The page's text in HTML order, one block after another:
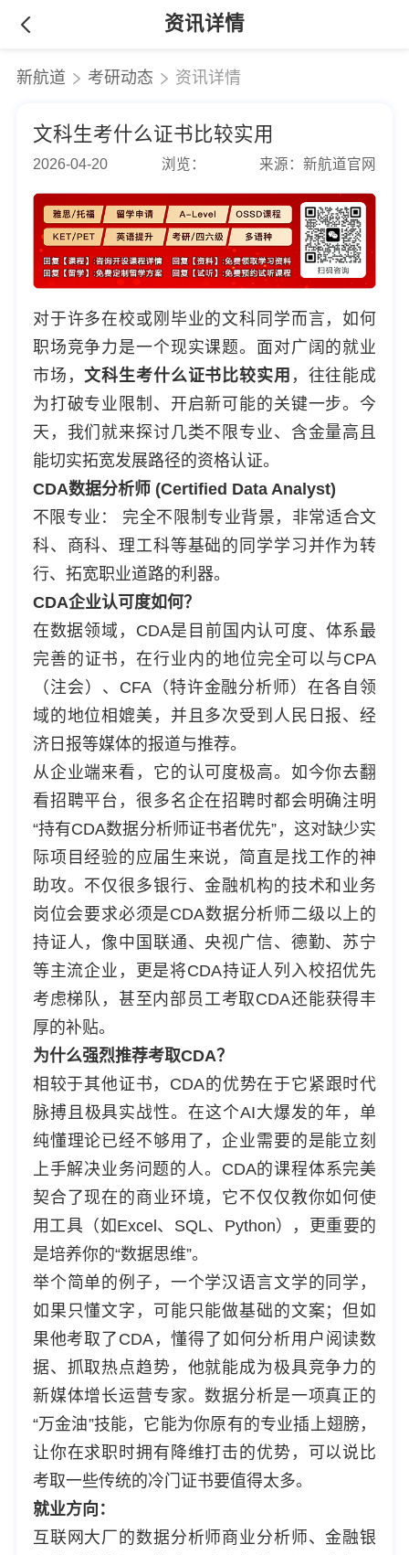
资讯详情
新航道 考研动态 资讯详情
文科生考什么证书比较实用
2026-04-20 浏览： 来源：新航道官网
对于许多在校或刚毕业的文科同学而言，如何
职场竞争力是一个现实课题。面对广阔的就业
市场， 文科生考什么证书比较实用 ，往往能成
为打破专业限制、开启新可能的关键一步。今
天，我们就来探讨几类不限专业、含金量高且
能切实拓宽发展路径的资格认证。
CDA数据分析师 (Certified Data Analyst)
不限专业： 完全不限制专业背景，非常适合文
科、商科、理工科等基础的同学学习并作为转
行、拓宽职业道路的利器。
CDA企业认可度如何？
在数据领域，CDA是目前国内认可度、体系最
完善的证书，在行业内的地位完全可以与CPA
（注会）、CFA（特许金融分析师）在各自领
域的地位相媲美，并且多次受到人民日报、经
济日报等媒体的报道与推荐。
从企业端来看，它的认可度极高。如今你去翻
看招聘平台，很多名企在招聘时都会明确注明
“持有CDA数据分析师证书者优先”，这对缺少实
际项目经验的应届生来说，简直是找工作的神
助攻。不仅很多银行、金融机构的技术和业务
岗位会要求必须是CDA数据分析师二级以上的
持证人，像中国联通、央视广信、德勤、苏宁
等主流企业，更是将CDA持证人列入校招优先
考虑梯队，甚至内部员工考取CDA还能获得丰
厚的补贴。
为什么强烈推荐考取CDA？
相较于其他证书，CDA的优势在于它紧跟时代
脉搏且极具实战性。在这个AI大爆发的年，单
纯懂理论已经不够用了，企业需要的是能立刻
上手解决业务问题的人。CDA的课程体系完美
契合了现在的商业环境，它不仅仅教你如何使
用工具（如Excel、SQL、Python），更重要的
是培养你的“数据思维”。
举个简单的例子，一个学汉语言文学的同学，
如果只懂文字，可能只能做基础的文案；但如
果他考取了CDA，懂得了如何分析用户阅读数
据、抓取热点趋势，他就能成为极具竞争力的
新媒体增长运营专家。数据分析是一项真正的
“万金油”技能，它能为你原有的专业插上翅膀，
让你在求职时拥有降维打击的优势，可以说比
考取一些传统的冷门证书要值得太多。
就业方向：
互联网大厂的数据分析师商业分析师、金融银